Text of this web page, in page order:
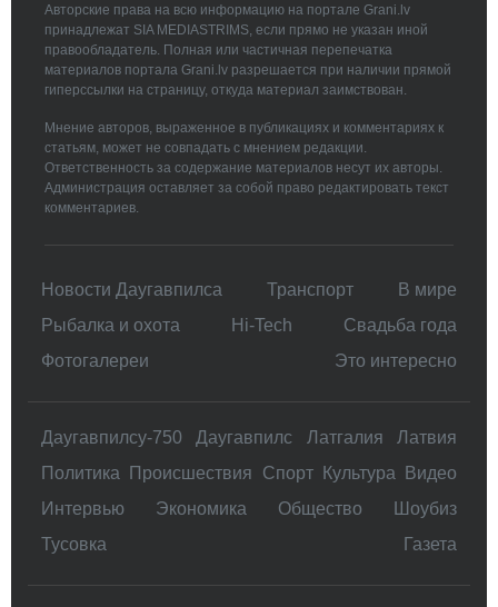
Авторские права на всю информацию на портале Grani.lv
принадлежат SIA MEDIASTRIMS, если прямо не указан иной
правообладатель. Полная или частичная перепечатка
материалов портала Grani.lv разрешается при наличии прямой
гиперссылки на страницу, откуда материал заимствован.
Мнение авторов, выраженное в публикациях и комментариях к
статьям, может не совпадать с мнением редакции.
Ответственность за содержание материалов несут их авторы.
Администрация оставляет за собой право редактировать текст
комментариев.
Новости Даугавпилса Транспорт
В мире
Рыбалка и охота
Hi-Tech
Свадьбa года
Фотогалереи
Это интересно
Даугавпилсу-750 Даугавпилс Латгалия
Латвия
Политика
Происшествия Спорт Культура
Видео
Интервью
Экономика Общество
Шоубиз
Тусовка
Газета